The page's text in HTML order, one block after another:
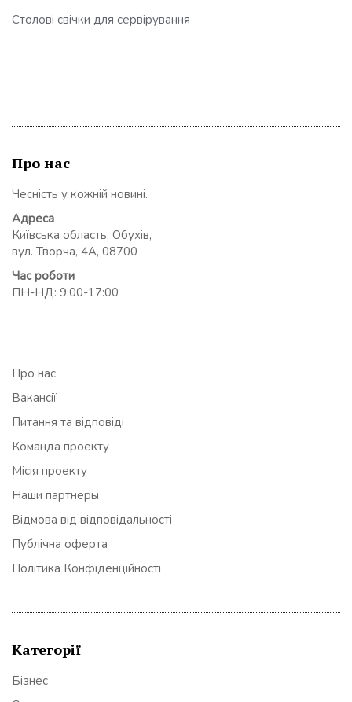
Столові свічки для сервірування
Про нас
Чесність у кожній новині.
Адреса
Київська область, Обухів,
вул. Творча, 4А, 08700
Час роботи
ПН-НД: 9:00-17:00
Про нас
Вакансії
Питання та відповіді
Команда проекту
Місія проекту
Наши партнеры
Відмова від відповідальності
Публічна оферта
Політика Конфіденційності
Категорії
Бізнес